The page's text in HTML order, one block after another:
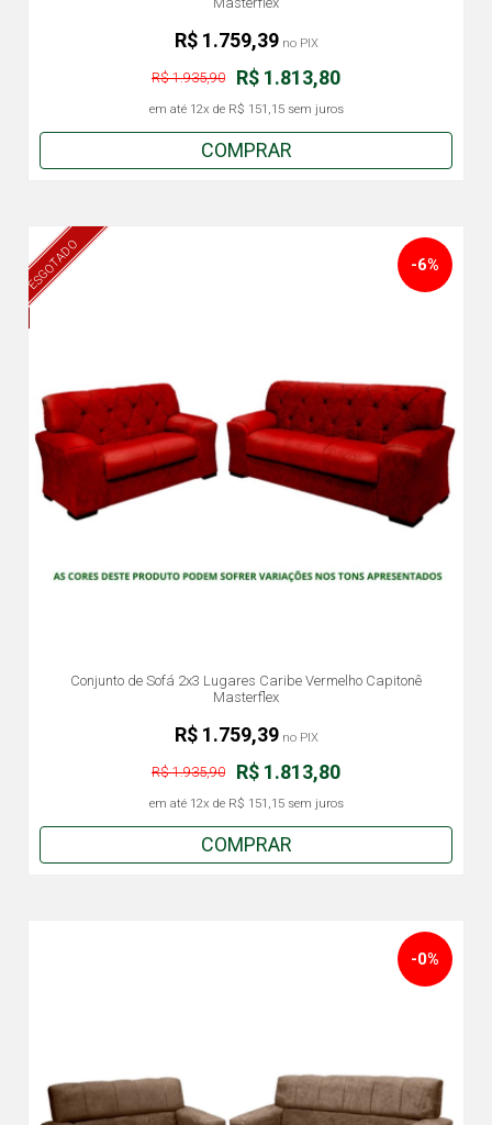
R$ 1.813,80
R$ 1.935,90
em até 12x de R$ 151,15sem juros
R$ 1.759,39no PIX
COMPRAR
ESGOTADO
Conjunto de Sofá 2x3 Lugares Caribe Vermelho Capitonê
Masterflex
-6%
R$ 1.813,80
R$ 1.935,90
em até 12x de R$ 151,15sem juros
R$ 1.759,39no PIX
COMPRAR
-0%